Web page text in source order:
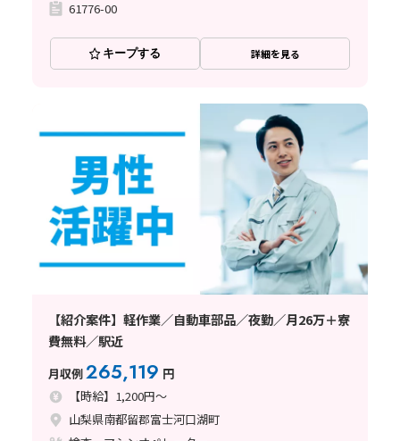
61776-00
キープする 詳細を見る
【紹介案件】軽作業／自動車部品／夜勤／月26万＋寮
費無料／駅近
月収例265,119 円
【時給】1,200円～
山梨県南都留郡富士河口湖町